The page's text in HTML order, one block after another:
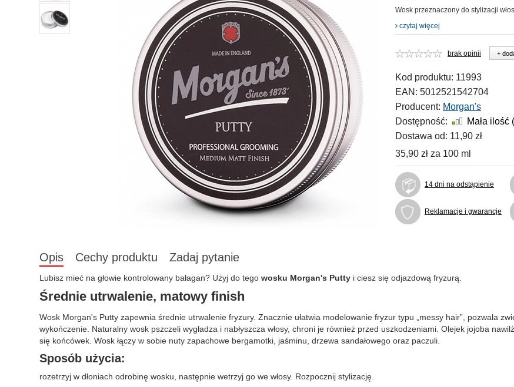
Wosk przeznaczony do stylizacji
czytaj więcej
brak opinii +
Kod produktu: 11993
EAN: 5012521542704
Producent: Morgan's
Dostępność:
Mała ilość
Dostawa od: 11,90 zł
35,90 zł za 100 ml
14 dni na odstąpienie
Reklamacje i gwarancje
Opis Cechy produktu Zadaj pytanie
Lubisz mieć na głowie kontrolowany bałagan? Użyj do tego wosku Morgan's Putty i ciesz się odjazdową fryzurą.
Średnie utrwalenie, matowy finish
Wosk Morgan's Putty zapewnia średnie utrwalenie fryzury. Znacznie ułatwia modelowanie fryzur typu „messy hair”, pozwala
wykończenie. Naturalny wosk pszczeli wygładza i nabłyszcza włosy, chroni je również przed uszkodzeniami. Olejek jojoba
się końcówek. Wosk łączy w sobie nuty zapachowe bergamotki, jaśminu, drzewa sandałowego oraz paczuli.
Sposób użycia:
rozetrzyj w dłoniach odrobinę wosku, następnie wetrzyj go we włosy. Rozpocznij stylizację.